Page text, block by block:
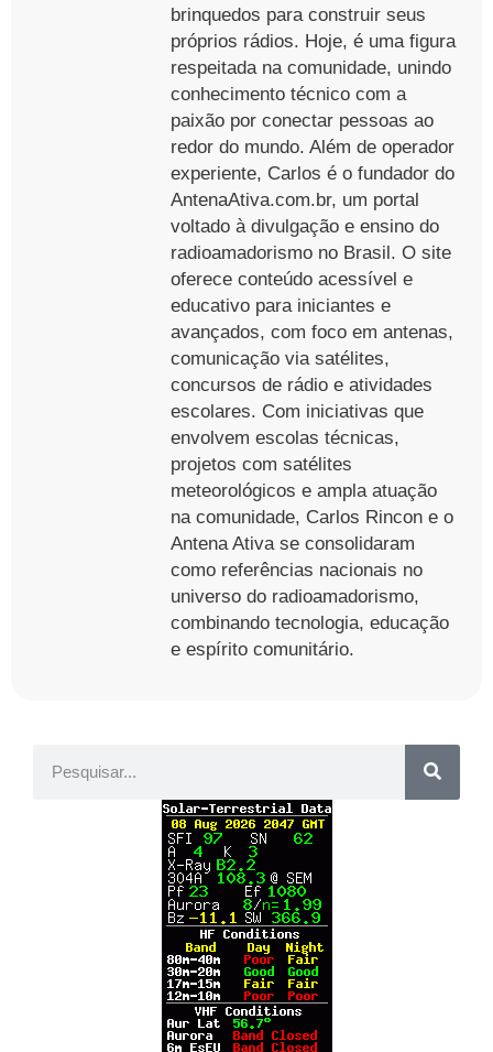
brinquedos para construir seus
próprios rádios. Hoje, é uma figura
respeitada na comunidade, unindo
conhecimento técnico com a
paixão por conectar pessoas ao
redor do mundo. Além de operador
experiente, Carlos é o fundador do
AntenaAtiva.com.br, um portal
voltado à divulgação e ensino do
radioamadorismo no Brasil. O site
oferece conteúdo acessível e
educativo para iniciantes e
avançados, com foco em antenas,
comunicação via satélites,
concursos de rádio e atividades
escolares. Com iniciativas que
envolvem escolas técnicas,
projetos com satélites
meteorológicos e ampla atuação
na comunidade, Carlos Rincon e o
Antena Ativa se consolidaram
como referências nacionais no
universo do radioamadorismo,
combinando tecnologia, educação
e espírito comunitário.